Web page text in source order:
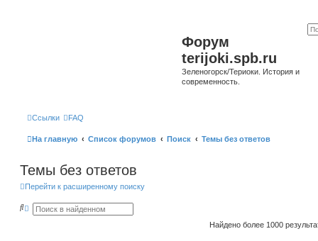
Форум
terijoki.spb.ru
Зеленогорск/Териоки. История и
современность.
Ссылки FAQ
На главную Список форумов Поиск Темы без ответов
Темы без ответов
Перейти к расширенному поиску
П Р
Найдено более 1000